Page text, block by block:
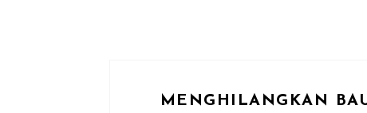
MENGHILANGKAN